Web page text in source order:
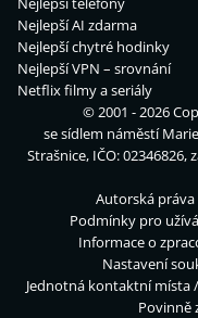
Nejlepší AI zdarma
Nejlepší chytré hodinky
Nejlepší VPN – srovnání
Netflix filmy a seriály
© 2001 - 2026
se sídlem náměstí
Strašnice, IČO: 02346826,
Autorská
Podmínky pro
Informace o
Nastavení
Jednotná kontaktní místa
Povinně